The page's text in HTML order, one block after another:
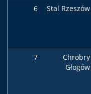
6 Stal Rzeszów
7
Chrobry
Głogów